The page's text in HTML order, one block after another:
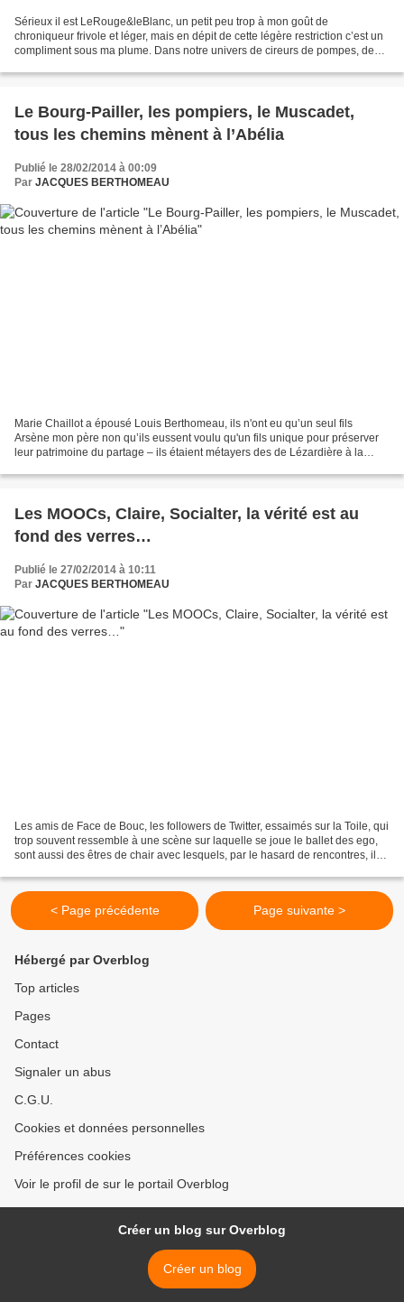
Sérieux il est LeRouge&leBlanc, un petit peu trop à mon goût de
chroniqueur frivole et léger, mais en dépit de cette légère restriction c’est un
compliment sous ma plume. Dans notre univers de cireurs de pompes, de
Le Bourg-Pailler, les pompiers, le Muscadet,
tous les chemins mènent à l’Abélia
Publié le 28/02/2014 à 00:09
Par JACQUES BERTHOMEAU
Marie Chaillot a épousé Louis Berthomeau, ils n'ont eu qu’un seul fils
Arsène mon père non qu’ils eussent voulu qu'un fils unique pour préserver
leur patrimoine du partage – ils étaient métayers des de Lézardière à la
Les MOOCs, Claire, Socialter, la vérité est au
fond des verres…
Publié le 27/02/2014 à 10:11
Par JACQUES BERTHOMEAU
Les amis de Face de Bouc, les followers de Twitter, essaimés sur la Toile, qui
trop souvent ressemble à une scène sur laquelle se joue le ballet des ego,
sont aussi des êtres de chair avec lesquels, par le hasard de rencontres, il
< Page précédente Page suivante >
Hébergé par Overblog
Top articles
Pages
Contact
Signaler un abus
C.G.U.
Cookies et données personnelles
Préférences cookies
Voir le profil de sur le portail Overblog
Créer un blog sur Overblog
Créer un blog